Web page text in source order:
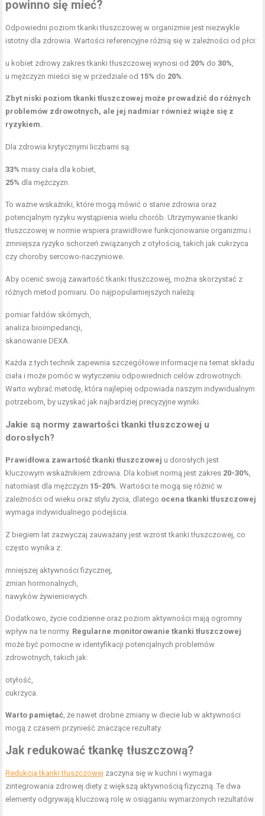
powinno się mieć?
Odpowiedni poziom tkanki tłuszczowej w organizmie jest niezwykle
istotny dla zdrowia. Wartości referencyjne różnią się w zależności od płci:
u kobiet zdrowy zakres tkanki tłuszczowej wynosi od 20% do30%,
u mężczyzn mieści się w przedziale od 15% do 20%.
Zbyt niski poziom tkanki tłuszczowej może prowadzić do różnych
problemów zdrowotnych, ale jej nadmiar również wiąże się z
ryzykiem.
Dla zdrowia krytycznymi liczbami są:
33% masy ciała dla kobiet,
25% dla mężczyzn.
To ważne wskaźniki, które mogą mówić o stanie zdrowia oraz
potencjalnym ryzyku wystąpienia wielu chorób. Utrzymywanie tkanki
tłuszczowej w normie wspiera prawidłowe funkcjonowanie organizmu i
zmniejsza ryzyko schorzeń związanych z otyłością, takich jak cukrzyca
czy choroby sercowo-naczyniowe.
Aby ocenić swoją zawartość tkanki tłuszczowej, można skorzystać z
różnych metod pomiaru. Do najpopularniejszych należą:
pomiar fałdów skórnych,
analiza bioimpedancji,
skanowanie DEXA.
Każda z tych technik zapewnia szczegółowe informacje na temat składu
ciała i może pomóc w wytyczeniu odpowiednich celów zdrowotnych.
Warto wybrać metodę, która najlepiej odpowiada naszym indywidualnym
potrzebom, by uzyskać jak najbardziej precyzyjne wyniki.
Jakie są normy zawartości tkanki tłuszczowej u
dorosłych?
Prawidłowa zawartość tkanki tłuszczowej u dorosłych jest
kluczowym wskaźnikiem zdrowia. Dla kobiet normą jest zakres 20-30%,
natomiast dla mężczyzn 15-20%. Wartości te mogą się różnić w
zależności od wieku oraz stylu życia, dlatego ocena tkanki tłuszczowej
wymaga indywidualnego podejścia.
Z biegiem lat zazwyczaj zauważany jest wzrost tkanki tłuszczowej, co
często wynika z:
mniejszej aktywności fizycznej,
zmian hormonalnych,
nawyków żywieniowych.
Dodatkowo, życie codzienne oraz poziom aktywności mają ogromny
wpływ na te normy. Regularne monitorowanie tkanki tłuszczowej
może być pomocne w identyfikacji potencjalnych problemów
zdrowotnych, takich jak:
otyłość,
cukrzyca.
Warto pamiętać, że nawet drobne zmiany w diecie lub w aktywności
mogą z czasem przynieść znaczące rezultaty.
Jak redukować tkankę tłuszczową?
Redukcja tkanki tłuszczowej zaczyna się w kuchni i wymaga
zintegrowania zdrowej diety z większą aktywnością fizyczną. Te dwa
elementy odgrywają kluczową rolę w osiąganiu wymarzonych rezultatów.